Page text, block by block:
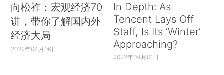
向松祚：宏观经济70
讲，带你了解国内外
经济大局
2022年04月06日
In Depth: As
Tencent Lays Off
Staff, Is Its ‘Winter’
Approaching?
2022年04月01日